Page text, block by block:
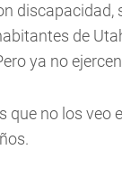
discapacidad,
de
ya no
que no los veo